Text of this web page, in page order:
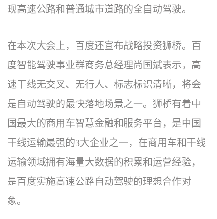
现高速公路和普通城市道路的全自动驾驶。
在本次大会上，百度还宣布战略投资狮桥。百
度智能驾驶事业群商务总经理尚国斌表示，高
速干线无交叉、无行人、标志标识清晰，将会
是自动驾驶的最快落地场景之一。狮桥有着中
国最大的商用车智慧金融和服务平台，是中国
干线运输最强的3大企业之一，在商用车和干线
运输领域拥有海量大数据的积累和运营经验，
是百度实施高速公路自动驾驶的理想合作对
象。